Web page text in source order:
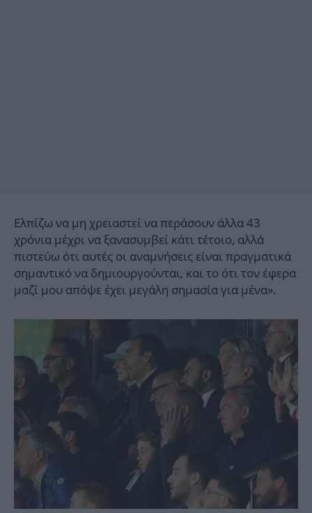
Ελπίζω να μη χρειαστεί να περάσουν άλλα 43
χρόνια μέχρι να ξανασυμβεί κάτι τέτοιο, αλλά
πιστεύω ότι αυτές οι αναμνήσεις είναι πραγματικά
σημαντικό να δημιουργούνται, και το ότι τον έφερα
μαζί μου απόψε έχει μεγάλη σημασία για μένα».